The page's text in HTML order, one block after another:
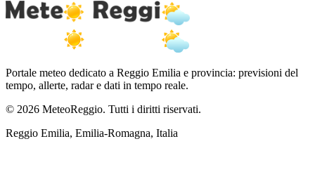
Portale meteo dedicato a Reggio Emilia e provincia: previsioni del
tempo, allerte, radar e dati in tempo reale.
© 2026 MeteoReggio. Tutti i diritti riservati.
Reggio Emilia, Emilia-Romagna, Italia